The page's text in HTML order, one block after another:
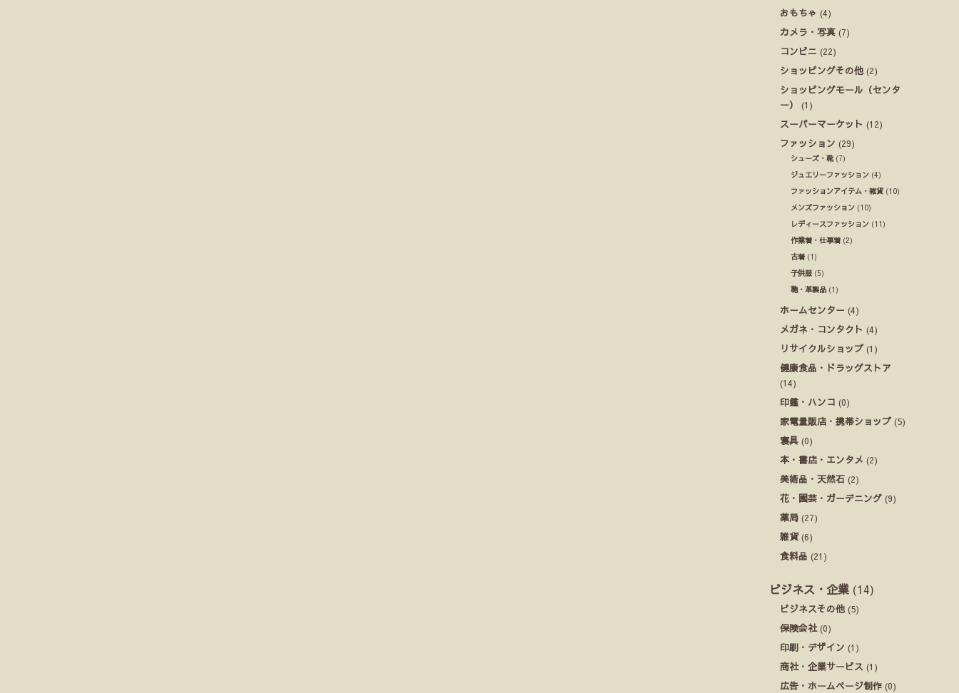
おもちゃ (4)
カメラ・写真 (7)
コンビニ (22)
ショッピングその他 (2)
ショッピングモール（センタ
ー）
(1)
スーパーマーケット (12)
ファッション (29)
シューズ・靴(7)
ジュエリーファッション (4)
ファッションアイテム・雑貨 (10)
メンズファッション (10)
レディースファッション (11)
作業着・仕事着 (2)
古着 (1)
子供服 (5)
鞄・革製品 (1)
ホームセンター (4)
メガネ・コンタクト (4)
リサイクルショップ (1)
健康食品・ドラッグストア
(14)
印鑑・ハンコ (0)
家電量販店・携帯ショップ (5)
寝具 (0)
本・書店・エンタメ (2)
美術品・天然石 (2)
花・園芸・ガーデニング (9)
薬局 (27)
雑貨(6)
食料品 (21)
ビジネス・企業 (14)
ビジネスその他 (5)
保険会社(0)
印刷・デザイン (1)
商社・企業サービス (1)
広告・ホームページ制作 (0)